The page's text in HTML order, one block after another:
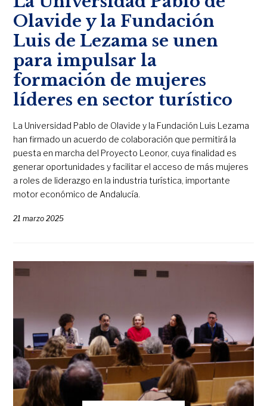
Olavide y la Fundación
Luis de Lezama se unen
para impulsar la
formación de mujeres
líderes en sector turístico
La Universidad Pablo de Olavide y la Fundación Luis Lezama
han firmado un acuerdo de colaboración que permitirá la
puesta en marcha del Proyecto Leonor, cuya finalidad es
generar oportunidades y facilitar el acceso de más mujeres
a roles de liderazgo en la industria turística, importante
motor económico de Andalucía.
21 marzo 2025